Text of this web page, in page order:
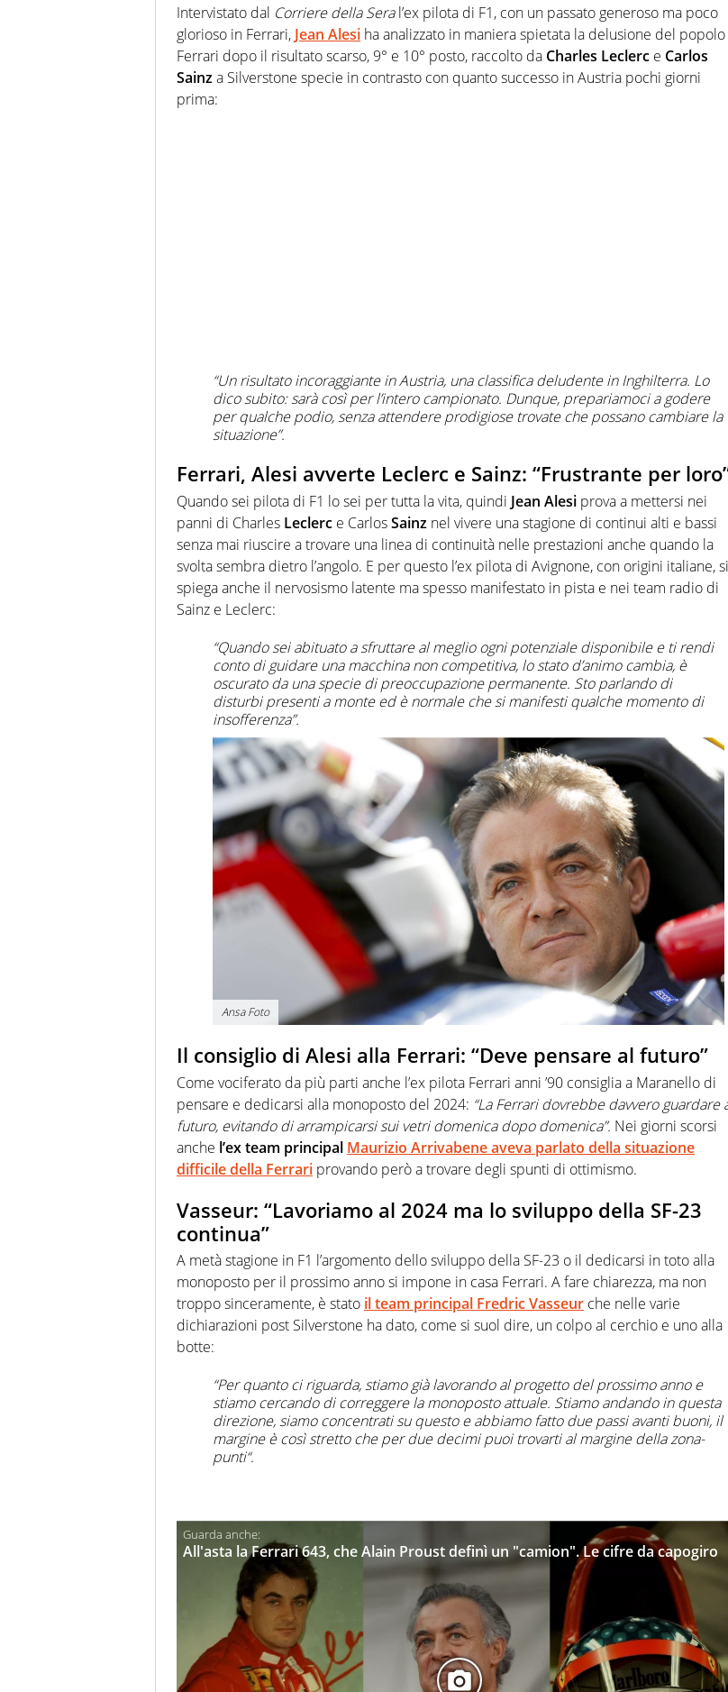
Intervistato dal Corriere della Seral’ex pilota di F1, con un passato generoso ma poco
glorioso in Ferrari, Jean Alesi ha analizzato in maniera spietata la delusione del popolo
Ferrari dopo il risultato scarso, 9° e 10° posto, raccolto da Charles Leclerc e Carlos
Sainza Silverstone specie in contrasto con quanto successo in Austria pochi giorni
prima:
“Un risultato incoraggiante in Austria, una classifica deludente in Inghilterra. Lo
dico subito: sarà così per l’intero campionato. Dunque, prepariamoci a godere
per qualche podio, senza attendere prodigiose trovate che possano cambiare la
situazione”.
Ferrari, Alesi avverte Leclerc e Sainz: “Frustrante per
Quando sei pilota di F1 lo sei per tutta la vita, quindi Jean Alesi prova a mettersi nei
panni di Charles Leclerc e CarlosSainz nel vivere una stagione di continui alti e bassi
senza mai riuscire a trovare una linea di continuità nelle prestazioni anche quando la
svolta sembra dietro l’angolo. E per questo l’ex pilota di Avignone, con origini italiane, si
spiega anche il nervosismo latente ma spesso manifestato in pista e nei team radio di
Sainz e Leclerc:
“Quando sei abituato a sfruttare al meglio ogni potenziale disponibile e ti rendi
conto di guidare una macchina non competitiva, lo stato d’animo cambia, è
oscurato da una specie di preoccupazione permanente. Sto parlando di
disturbi presenti a monte ed è normale che si manifesti qualche momento di
insofferenza”.
Ansa Foto
Il consiglio di Alesi alla Ferrari: “Deve pensare al futuro”
Come vociferato da più parti anche l’ex pilota Ferrari anni ’90 consiglia a Maranello di
pensare e dedicarsi alla monoposto del 2024: “La Ferrari dovrebbe davvero guardare
futuro, evitando di arrampicarsi sui vetri domenica dopo domenica”. Nei giorni scorsi
anche l’ex team principal Maurizio Arrivabene aveva parlato della situazione
difficile della Ferrari provando però a trovare degli spunti di ottimismo.
Vasseur: “Lavoriamo al 2024 ma lo sviluppo della SF-23
continua”
A metà stagione in F1 l’argomento dello sviluppo della SF-23 o il dedicarsi in toto alla
monoposto per il prossimo anno si impone in casa Ferrari. A fare chiarezza, ma non
troppo sinceramente, è stato il team principal Fredric Vasseur che nelle varie
dichiarazioni post Silverstone ha dato, come si suol dire, un colpo al cerchio e uno alla
botte:
“Per quanto ci riguarda, stiamo già lavorando al progetto del prossimo anno e
stiamo cercando di correggere la monoposto attuale. Stiamo andando in questa
direzione, siamo concentrati su questo e abbiamo fatto due passi avanti buoni, il
margine è così stretto che per due decimi puoi trovarti al margine della zona-
punti“.
All'asta la Ferrari 643, che Alain Proust definì un "camion". Le cifre da capogiro